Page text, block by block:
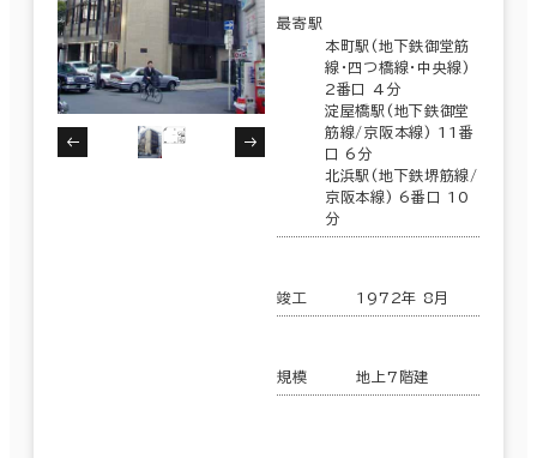
最寄駅
本町駅(地下鉄御堂筋
線･四つ橋線･中央線)
2番口 4分
淀屋橋駅(地下鉄御堂
筋線/京阪本線) 11番
口 6分
北浜駅(地下鉄堺筋線/
京阪本線) 6番口 10
分
竣工 1972年 8月
規模 地上7階建
該当数
156室(77
この条件で検索する